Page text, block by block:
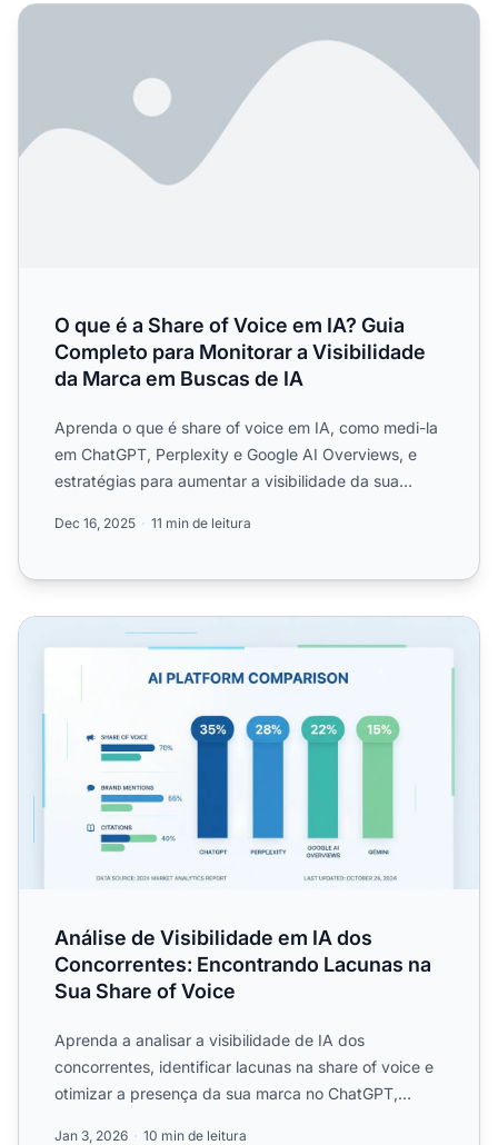
O que é a Share of Voice em IA? Guia Completo para
O que é a Share of Voice em IA? Guia
Completo para Monitorar a Visibilidade
da Marca em Buscas de IA
Aprenda o que é share of voice em IA, como medi-la
em ChatGPT, Perplexity e Google AI Overviews, e
estratégias para aumentar a visibilidade da sua
Dec 16, 2025 11 min de leitura
Análise de Visibilidade em IA dos Concorrentes:
Análise de Visibilidade em IA dos
Concorrentes: Encontrando Lacunas na
Sua Share of Voice
Aprenda a analisar a visibilidade de IA dos
concorrentes, identificar lacunas na share of voice e
otimizar a presença da sua marca no ChatGPT,
Jan 3, 2026 10 min de leitura